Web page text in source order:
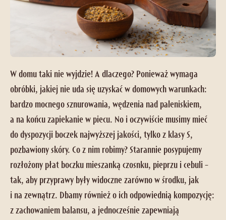
W domu taki nie wyjdzie! A dlaczego? Ponieważ wymaga
obróbki, jakiej nie uda się uzyskać w domowych warunkach:
bardzo mocnego sznurowania, wędzenia nad paleniskiem,
a na końcu zapiekanie w piecu. No i oczywiście musimy mieć
do dyspozycji boczek najwyższej jakości, tylko z klasy S,
pozbawiony skóry. Co z nim robimy? Starannie posypujemy
rozłożony płat boczku mieszanką czosnku, pieprzu i cebuli –
tak, aby przyprawy były widoczne zarówno w środku, jak
i na zewnątrz. Dbamy również o ich odpowiednią kompozycję:
z zachowaniem balansu, a jednocześnie zapewniają